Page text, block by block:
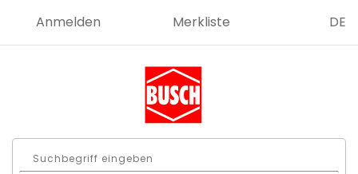
Anmelden Merkliste DE